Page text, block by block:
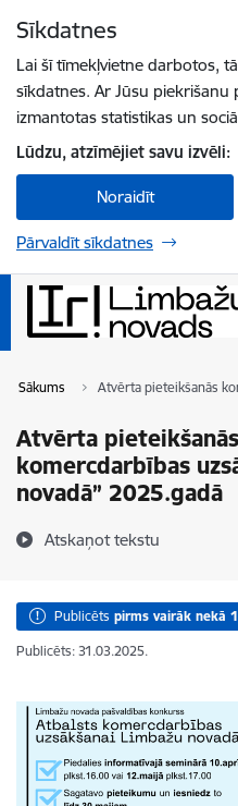
Sīkdatnes
Lai šī tīmekļvietne darbotos,
sīkdatnes. Ar Jūsu piekrišanu
izmantotas statistikas un
Lūdzu, atzīmējiet savu izvēli:
Noraidīt
Pārvaldīt sīkdatnes
Sākums Atvērta pieteikšanās
Atvērta
komercdarbības
novadā” 2025.gadā
Atskaņot tekstu
Publicēts pirms vairāk nekā
Publicēts: 31.03.2025.